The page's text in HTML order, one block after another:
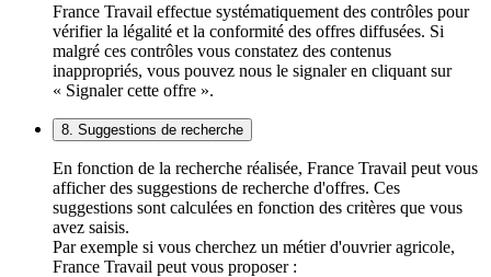
France Travail effectue systématiquement des contrôles pour
vérifier la légalité et la conformité des offres diffusées. Si
malgré ces contrôles vous constatez des contenus
inappropriés, vous pouvez nous le signaler en cliquant sur
« Signaler cette offre ».
8. Suggestions de recherche
En fonction de la recherche réalisée, France Travail peut vous
afficher des suggestions de recherche d'offres. Ces
suggestions sont calculées en fonction des critères que vous
avez saisis.
Par exemple si vous cherchez un métier d'ouvrier agricole,
France Travail peut vous proposer :